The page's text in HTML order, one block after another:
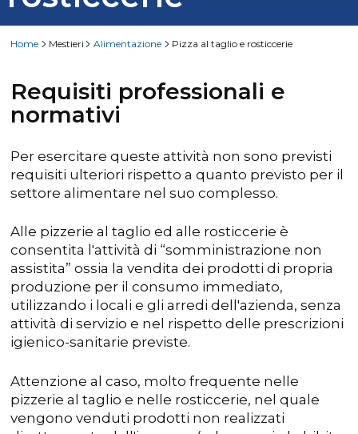
Home Mestieri Alimentazione Pizza al taglio e rosticcerie
Requisiti professionali e
normativi
Per esercitare queste attività non sono previsti
requisiti ulteriori rispetto a quanto previsto per il
settore alimentare nel suo complesso.
Alle pizzerie al taglio ed alle rosticcerie è
consentita l'attività di “somministrazione non
assistita” ossia la vendita dei prodotti di propria
produzione per il consumo immediato,
utilizzando i locali e gli arredi dell'azienda, senza
attività di servizio e nel rispetto delle prescrizioni
igienico-sanitarie previste.
Attenzione al caso, molto frequente nelle
pizzerie al taglio e nelle rosticcerie, nel quale
vengono venduti prodotti non realizzati